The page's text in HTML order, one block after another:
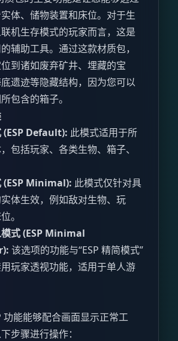
体、储物装置和床位。对于生
机生存模式的玩家而言，这是
辅助工具。通过这款材质包，
到诸如废弃矿井、埋藏的宝
遗迹等隐藏结构，因为您可以
包含的箱子。
(ESP Default): 此模式适用于所
包括玩家、各类生物、箱子、
(ESP Minimal): 此模式仅针对具
体生效，例如敌对生物、玩
。
模式 (ESP Minimal
该选项的功能与“ESP 精简模式”
玩家透视功能，适用于单人游
功能能够配合画面显示正常工
步骤进行操作：